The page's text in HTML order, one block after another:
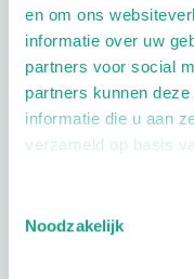
en om ons
informatie over uw
partners voor social
partners kunnen
informatie die u aan
verzameld op basis
Noodzakelijk
DagTijd
Plan je
Reviews